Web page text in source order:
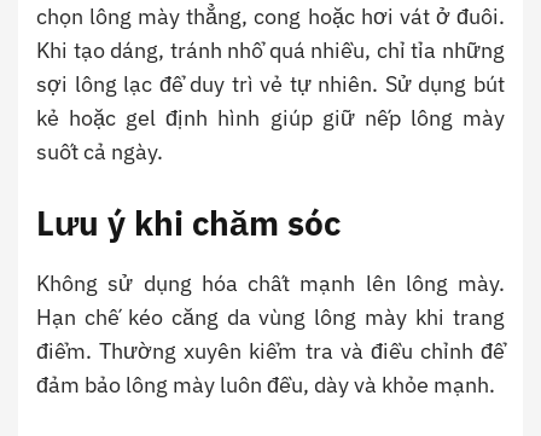
chọn lông mày thẳng, cong hoặc hơi vát ở đuôi.
Khi tạo dáng, tránh nhổ quá nhiều, chỉ tỉa những
sợi lông lạc để duy trì vẻ tự nhiên. Sử dụng bút
kẻ hoặc gel định hình giúp giữ nếp lông mày
suốt cả ngày.
Lưu ý khi chăm sóc
Không sử dụng hóa chất mạnh lên lông mày.
Hạn chế kéo căng da vùng lông mày khi trang
điểm. Thường xuyên kiểm tra và điều chỉnh để
đảm bảo lông mày luôn đều, dày và khỏe mạnh.